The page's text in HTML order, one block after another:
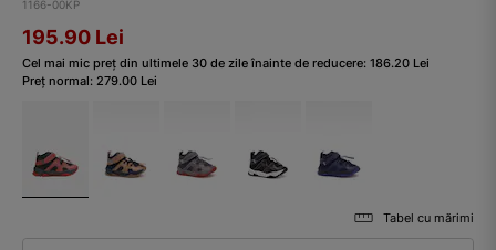
1166-00KP
195.90 Lei
Cel mai mic preț din ultimele 30 de zile înainte de reducere: 186.20 Lei
Preț normal: 279.00 Lei
Tabel cu mărimi